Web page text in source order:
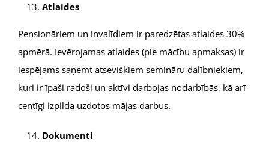
Atlaides
Pensionāriem un invalīdiem ir paredzētas atlaides 30%
apmērā. Ievērojamas atlaides (pie mācību apmaksas) ir
iespējams saņemt atsevišķiem semināru dalībniekiem,
kuri ir īpaši radoši un aktīvi darbojas nodarbībās, kā arī
centīgi izpilda uzdotos mājas darbus.
Dokumenti